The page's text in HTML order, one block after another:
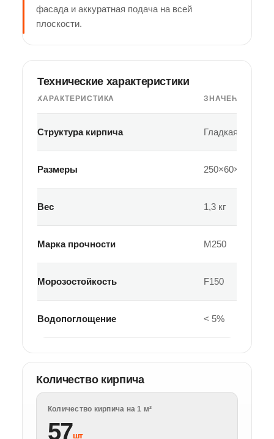
фасада и аккуратная подача на всей
плоскости.
Технические характеристики
ХАРАКТЕРИСТИКА ЗНАЧЕНИЕ
Структура кирпича Гладкая
Размеры 250×60×65 мм
Вес 1,3 кг
Марка прочности М250
Морозостойкость F150
Водопоглощение < 5%
Количество кирпича
Количество кирпича на 1 м²
57шт